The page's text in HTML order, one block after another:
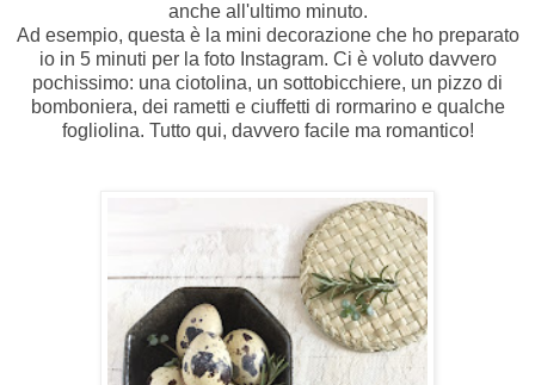
anche all'ultimo minuto.
Ad esempio, questa è la mini decorazione che ho preparato
io in 5 minuti per la foto Instagram. Ci è voluto davvero
pochissimo: una ciotolina, un sottobicchiere, un pizzo di
bomboniera, dei rametti e ciuffetti di rormarino e qualche
fogliolina. Tutto qui, davvero facile ma romantico!